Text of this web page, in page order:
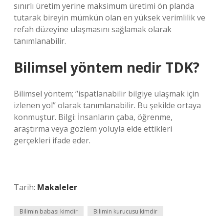
sınırlı üretim yerine maksimum üretimi ön planda
tutarak bireyin mümkün olan en yüksek verimlilik ve
refah düzeyine ulaşmasını sağlamak olarak
tanımlanabilir.
Bilimsel yöntem nedir TDK?
Bilimsel yöntem; “ispatlanabilir bilgiye ulaşmak için
izlenen yol” olarak tanımlanabilir. Bu şekilde ortaya
konmuştur. Bilgi: İnsanların çaba, öğrenme,
araştırma veya gözlem yoluyla elde ettikleri
gerçekleri ifade eder.
Tarih: Makaleler
Bilimin babası kimdir Bilimin kurucusu kimdir